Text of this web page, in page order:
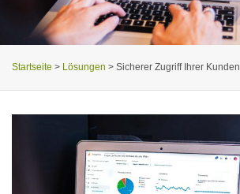
Startseite > Lösungen > Sicherer Zugriff Ihrer Kunden